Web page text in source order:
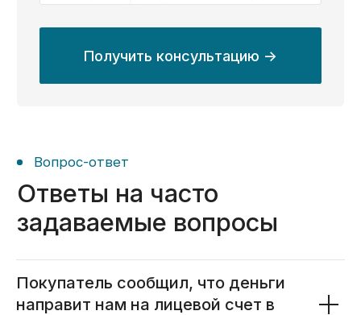
Покупатель сообщил, что деньги
направит нам на лицевой счет в